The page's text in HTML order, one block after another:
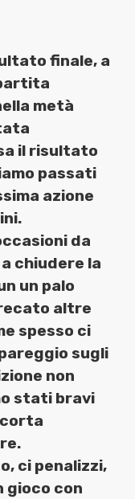
finale, a
metà
il risultato
passati
azione
da
chiudere la
un palo
altre
spesso ci
sugli
non
stati bravi
ci penalizzi,
gioco con